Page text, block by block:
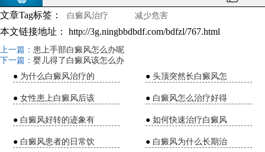
文章Tag标签： 白癜风治疗 减少危害
本文链接地址： http://3g.ningbbdbdf.com/bdfzl/767.html
上一篇： 患上手部白癜风怎么办呢
下一篇： 婴儿得了白癜风该怎么办
● 为什么白癜风治疗的 ●头顶突然长白癜风怎
●女性患上白癜风后该 ● 白癜风怎么治疗好得
● 白癜风好转的迹象有 ●如何快速治疗白癜风
● 白癜风患者的日常饮 ● 白癜风为什么长期治